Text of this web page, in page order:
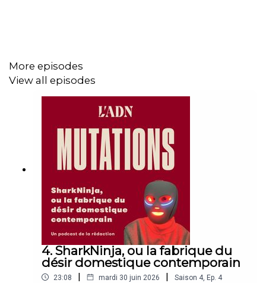
Marine Protais, journaliste
Cet épisode a été enregistré à la galerie Papillon.
“Mutations” est un podcast imaginé par L’ADN, produit
par L’ADN Studio. Direction éditoriale : Guillaume Ledit et
Fleur Bauduin. Production : Pauline Deydier. Générique,
montage et mixage : Laurie Galligani.
More episodes
View all episodes
4. SharkNinja, ou la fabrique du
désir domestique contemporain
23:08 | mardi 30 juin 2026 | Saison 4, Ep. 4